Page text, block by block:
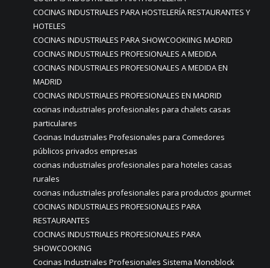
COCINAS INDUSTRIALES PARA HOSTELERÍA RESTAURANTES Y
HOTELES
COCINAS INDUSTRIALES PARA SHOWCOOKIING MADRID
COCINAS INDUSTRIALES PROFESIONALES A MEDIDA
COCINAS INDUSTRIALES PROFESIONALES A MEDIDA EN
MADRID
COCINAS INDUSTRIALES PROFESIONALES EN MADRID
cocinas industriales profesionales para chalets casas
particulares
Cocinas Industriales Profesionales para Comedores
públicos privados empresas
cocinas industriales profesionales para hoteles casas
rurales
cocinas industriales profesionales para productos gourmet
COCINAS INDUSTRIALES PROFESIONALES PARA
RESTAURANTES
COCINAS INDUSTRIALES PROFESIONALES PARA
SHOWCOOKING
Cocinas Industriales Profesionales Sistema Monoblock